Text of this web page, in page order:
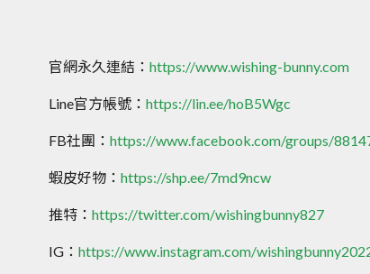
官網永久連結： https://www.wishing-bunny.com
Line官方帳號： https://lin.ee/hoB5Wgc
FB社團： https://www.facebook.com/groups/
蝦皮好物： https://shp.ee/7md9ncw
推特： https://twitter.com/wishingbunny827
IG： https://www.instagram.com/